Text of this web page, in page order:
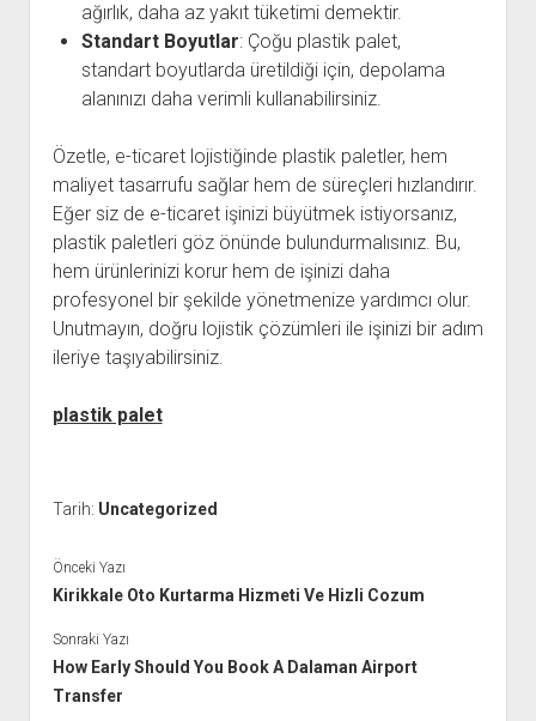
ağırlık, daha az yakıt tüketimi demektir.
Standart Boyutlar: Çoğu plastik palet,
standart boyutlarda üretildiği için, depolama
alanınızı daha verimli kullanabilirsiniz.
Özetle, e-ticaret lojistiğinde plastik paletler, hem
maliyet tasarrufu sağlar hem de süreçleri hızlandırır.
Eğer siz de e-ticaret işinizi büyütmek istiyorsanız,
plastik paletleri göz önünde bulundurmalısınız. Bu,
hem ürünlerinizi korur hem de işinizi daha
profesyonel bir şekilde yönetmenize yardımcı olur.
Unutmayın, doğru lojistik çözümleri ile işinizi bir adım
ileriye taşıyabilirsiniz.
plastik palet
Tarih: Uncategorized
Önceki Yazı
Kirikkale Oto Kurtarma Hizmeti Ve Hizli Cozum
Sonraki Yazı
How Early Should You Book A Dalaman Airport
Transfer